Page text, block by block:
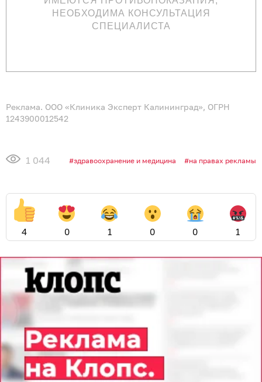
НЕОБХОДИМА КОНСУЛЬТАЦИЯ
СПЕЦИАЛИСТА
Реклама. ООО «Клиника Эксперт Калининград», ОГРН
1243900012542
1 044 здравоохранение и медицина на правах рекламы
4 0 1 0 0 1